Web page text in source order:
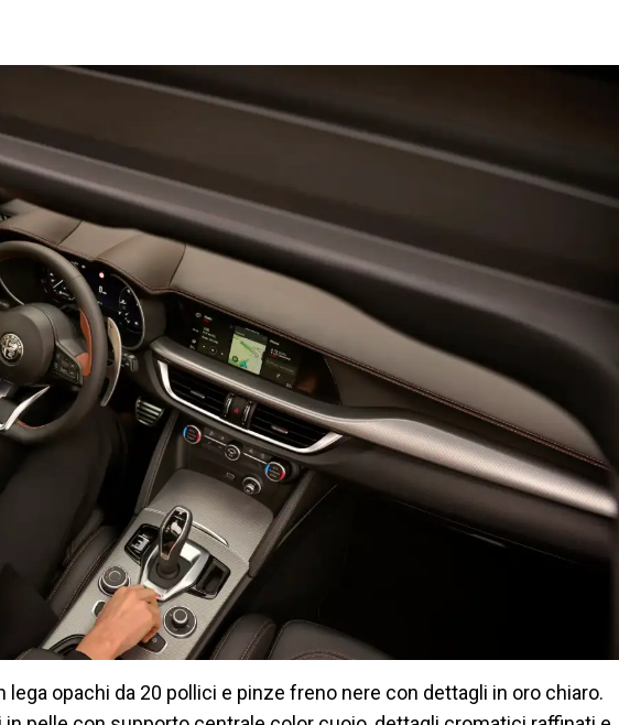
opachi da 20 pollici e pinze freno nere con dettagli in oro chiaro.